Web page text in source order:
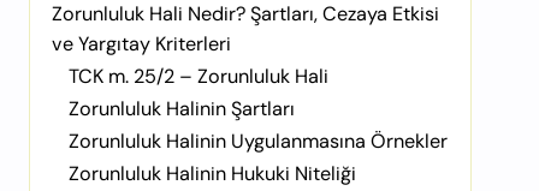
Zorunluluk Hali Nedir? Şartları, Cezaya Etkisi
ve Yargıtay Kriterleri
TCK m. 25/2 – Zorunluluk Hali
Zorunluluk Halinin Şartları
Zorunluluk Halinin Uygulanmasına Örnekler
Zorunluluk Halinin Hukuki Niteliği